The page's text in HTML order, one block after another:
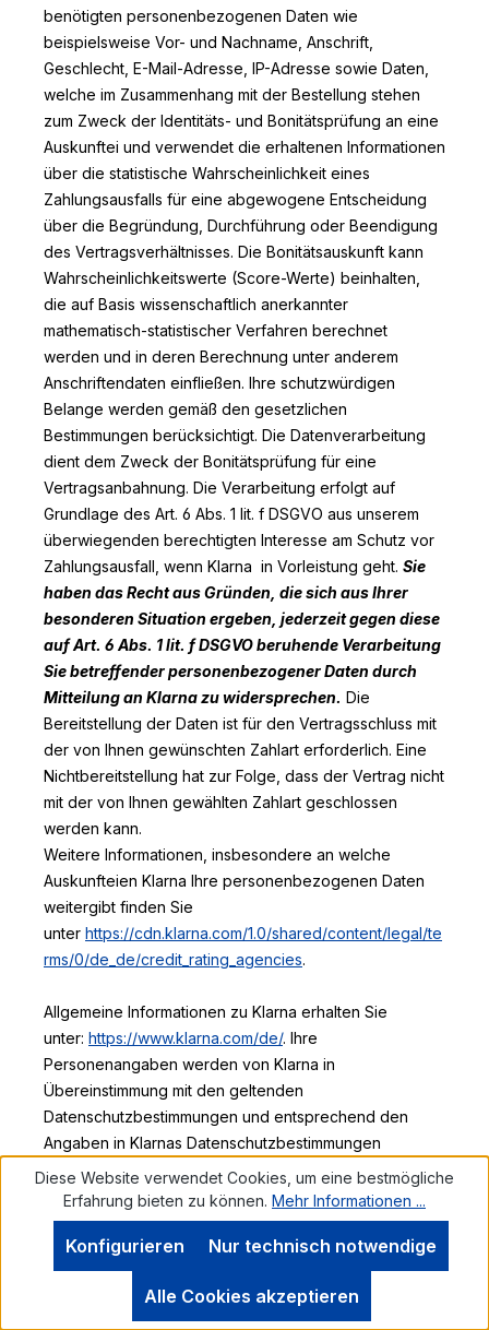
benötigten personenbezogenen Daten wie
beispielsweise Vor- und Nachname, Anschrift,
Geschlecht, E-Mail-Adresse, IP-Adresse sowie Daten,
welche im Zusammenhang mit der Bestellung stehen
zum Zweck der Identitäts- und Bonitätsprüfung an eine
Auskunftei und verwendet die erhaltenen Informationen
über die statistische Wahrscheinlichkeit eines
Zahlungsausfalls für eine abgewogene Entscheidung
über die Begründung, Durchführung oder Beendigung
des Vertragsverhältnisses. Die Bonitätsauskunft kann
Wahrscheinlichkeitswerte (Score-Werte) beinhalten,
die auf Basis wissenschaftlich anerkannter
mathematisch-statistischer Verfahren berechnet
werden und in deren Berechnung unter anderem
Anschriftendaten einfließen. Ihre schutzwürdigen
Belange werden gemäß den gesetzlichen
Bestimmungen berücksichtigt. Die Datenverarbeitung
dient dem Zweck der Bonitätsprüfung für eine
Vertragsanbahnung. Die Verarbeitung erfolgt auf
Grundlage des Art. 6 Abs. 1 lit. f DSGVO aus unserem
überwiegenden berechtigten Interesse am Schutz vor
Zahlungsausfall, wenn Klarna in Vorleistung geht. Sie
haben das Recht aus Gründen, die sich aus Ihrer
besonderen Situation ergeben, jederzeit gegen diese
auf Art. 6 Abs. 1 lit. f DSGVO beruhende Verarbeitung
Sie betreffender personenbezogener Daten durch
Mitteilung an Klarna zu widersprechen. Die
Bereitstellung der Daten ist für den Vertragsschluss mit
der von Ihnen gewünschten Zahlart erforderlich. Eine
Nichtbereitstellung hat zur Folge, dass der Vertrag nicht
mit der von Ihnen gewählten Zahlart geschlossen
werden kann.
Weitere Informationen, insbesondere an welche
Auskunfteien Klarna Ihre personenbezogenen Daten
weitergibt finden Sie
unter https://cdn.klarna.com/1.0/shared/content/legal/te
rms/0/de_de/credit_rating_agencies.
Allgemeine Informationen zu Klarna erhalten Sie
unter: https://www.klarna.com/de/. Ihre
Personenangaben werden von Klarna in
Übereinstimmung mit den geltenden
Datenschutzbestimmungen und entsprechend den
Angaben in Klarnas Datenschutzbestimmungen
unter
https://cdn.klarna.com/1.0/shared/content/legal/te
rms/0/de_de/privacy behandelt.
Cookies
Werkzeugleiste anzeigen
Diese Website verwendet Cookies, um eine bestmögliche
Erfahrung bieten zu können. Mehr Informationen ...
Nur technisch notwendige
Konfigurieren
Alle Cookies akzeptieren